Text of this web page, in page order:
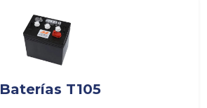
Baterías T105